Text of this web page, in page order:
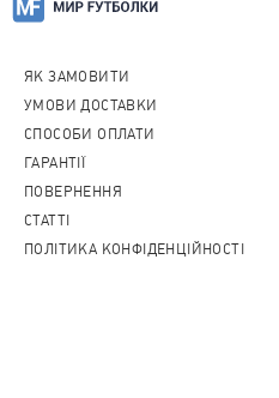
ЯК ЗАМОВИТИ
УМОВИ ДОСТАВКИ
СПОСОБИ ОПЛАТИ
ГАРАНТІЇ
ПОВЕРНЕННЯ
CТАТТІ
ПОЛІТИКА КОНФІДЕНЦІЙНОСТІ